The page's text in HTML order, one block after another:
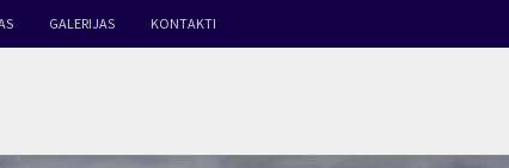
GALERIJAS KONTAKTI